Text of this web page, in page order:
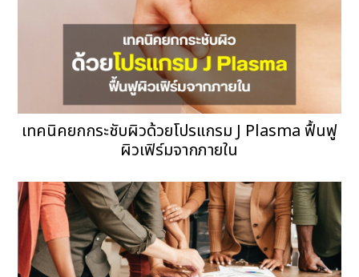
เทคนิคยกกระชับผิวด้วยโปรแกรม J Plasma ฟื้นฟู
ผิวเฟิร์มจากภายใน